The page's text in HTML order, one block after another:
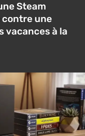
Steam
contre une
vacances à la